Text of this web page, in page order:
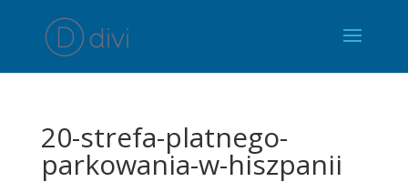
20-strefa-platnego-
parkowania-w-hiszpanii